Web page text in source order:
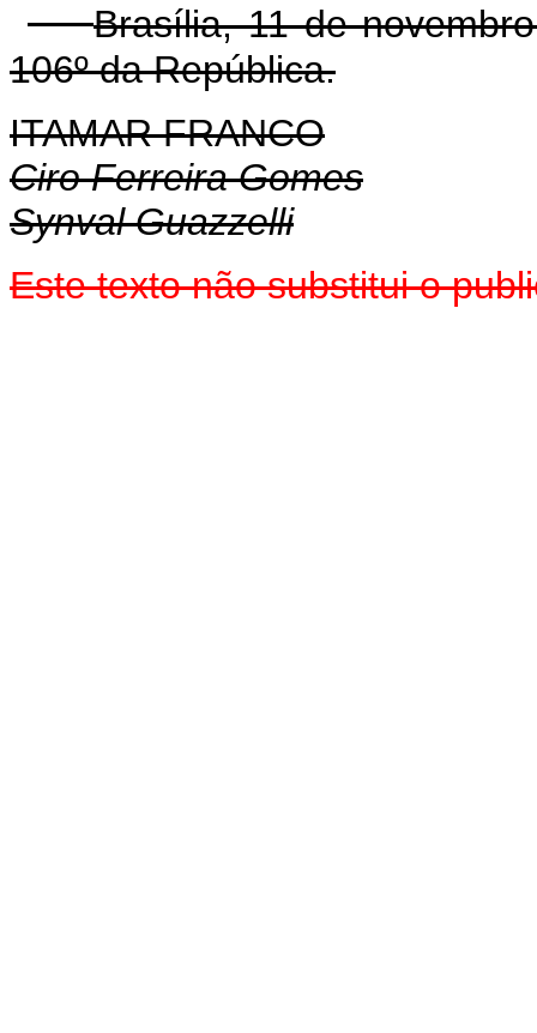
Brasília, 11 de
106º da República.
ITAMAR FRANCO
Ciro Ferreira Gomes
Synval Guazzelli
Este texto não substitui o